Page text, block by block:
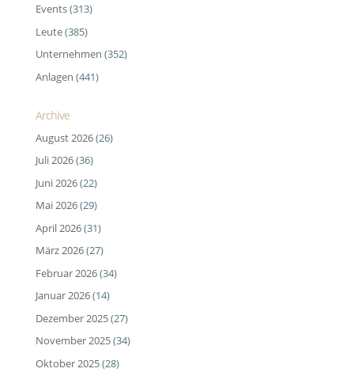
Events(313)
Leute(385)
Unternehmen (352)
Anlagen (441)
Archive
August 2026(26)
Juli 2026(36)
Juni 2026(22)
Mai 2026(29)
April 2026(31)
März 2026(27)
Februar 2026(34)
Januar 2026(14)
Dezember 2025(27)
November 2025(34)
Oktober 2025(28)